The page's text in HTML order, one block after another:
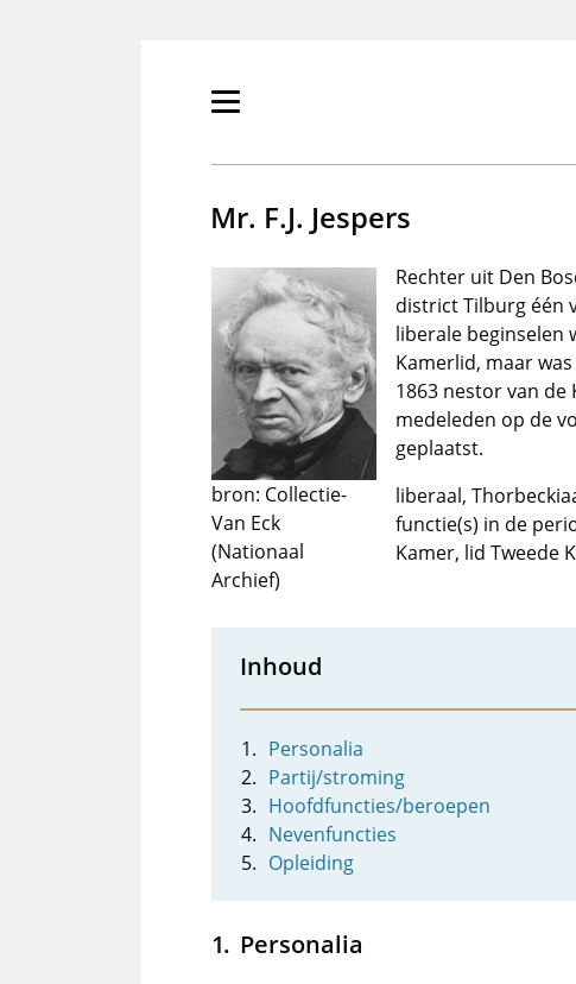
Primair
tonen/verbergen
Mr. F.J. Jespers
bron: Collectie-
Van Eck
(Nationaal
Archief)
Rechter uit Den
district Tilburg één
liberale beginselen
Kamerlid, maar
1863 nestor van de
medeleden op de
geplaatst.
liberaal,
functie(s) in de
Kamer, lid Tweede
Inhoud
Personalia
Partij/stroming
Hoofdfuncties/beroepen
Nevenfuncties
Opleiding
Personalia